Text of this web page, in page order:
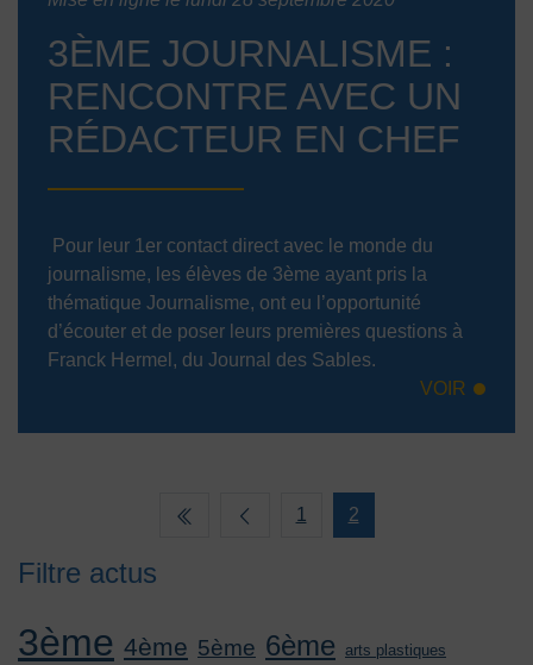
3ÈME JOURNALISME :
RENCONTRE AVEC UN
RÉDACTEUR EN CHEF
Pour leur 1er contact direct avec le monde du
journalisme, les élèves de 3ème ayant pris la
thématique Journalisme, ont eu l’opportunité
d’écouter et de poser leurs premières questions à
Franck Hermel, du Journal des Sables.
VOIR
1 2
Filtre actus
3ème 4ème 5ème 6ème arts plastiques